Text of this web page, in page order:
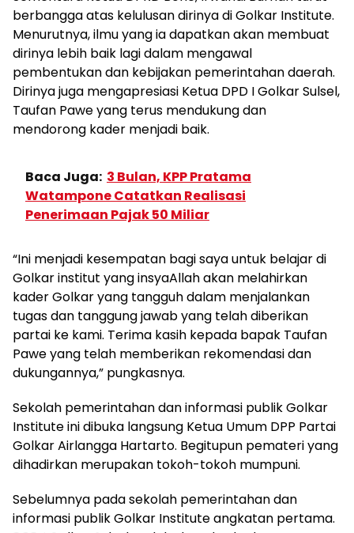
berbangga atas kelulusan dirinya di Golkar Institute.
Menurutnya, ilmu yang ia dapatkan akan membuat
dirinya lebih baik lagi dalam mengawal
pembentukan dan kebijakan pemerintahan daerah.
Dirinya juga mengapresiasi Ketua DPD I Golkar Sulsel,
Taufan Pawe yang terus mendukung dan
mendorong kader menjadi baik.
Baca Juga: 3 Bulan, KPP Pratama
Watampone Catatkan Realisasi
Penerimaan Pajak 50 Miliar
“Ini menjadi kesempatan bagi saya untuk belajar di
Golkar institut yang insyaAllah akan melahirkan
kader Golkar yang tangguh dalam menjalankan
tugas dan tanggung jawab yang telah diberikan
partai ke kami. Terima kasih kepada bapak Taufan
Pawe yang telah memberikan rekomendasi dan
dukungannya,” pungkasnya.
Sekolah pemerintahan dan informasi publik Golkar
Institute ini dibuka langsung Ketua Umum DPP Partai
Golkar Airlangga Hartarto. Begitupun pemateri yang
dihadirkan merupakan tokoh-tokoh mumpuni.
Sebelumnya pada sekolah pemerintahan dan
informasi publik Golkar Institute angkatan pertama.